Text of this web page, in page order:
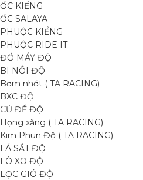
ỐC KIỂNG
ỐC SALAYA
PHUỘC KIỂNG
PHUỘC RIDE IT
ĐỒ MÁY ĐỘ
BI NỒI ĐỘ
Bơm nhớt ( TA RACING)
BXC ĐỘ
CỦ ĐỀ ĐỘ
Họng xăng ( TA RACING)
Kim Phun Độ ( TA RACING)
LÁ SẮT ĐỘ
LÒ XO ĐỘ
LỌC GIÓ ĐỘ